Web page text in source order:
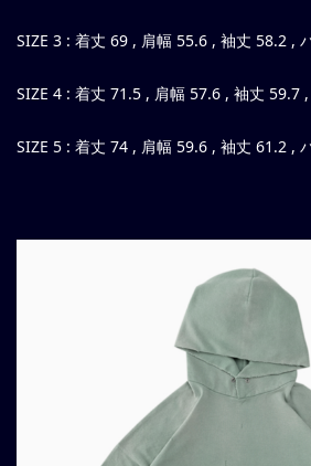
SIZE 3 : 着丈 69 , 肩幅 55.6 , 袖丈 58.2 ,
SIZE 4 : 着丈 71.5 , 肩幅 57.6 , 袖丈 59.7
SIZE 5 : 着丈 74 , 肩幅 59.6 , 袖丈 61.2 ,